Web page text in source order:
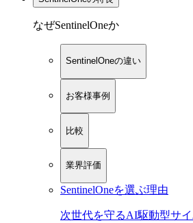
なぜSentinelOneか
SentinelOneの違い
お客様事例
比較
業界評価
SentinelOneを選ぶ理由
次世代を守るAI駆動型サイ